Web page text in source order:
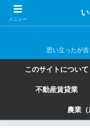
思い立ったが
このサイトについて
不動産賃貸業
農業（
メニュー